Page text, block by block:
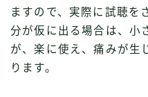
ますので、実際に試聴を
分が仮に出る場合は、小
が、楽に使え、痛みが生
ります。